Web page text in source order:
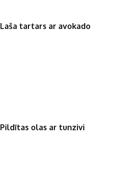
Laša tartars ar avokado
Pildītas olas ar tunzivi